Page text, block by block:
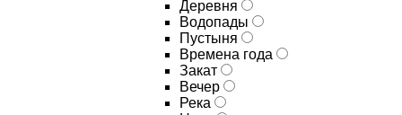
Деревня
Водопады
Пустыня
Времена года
Закат
Вечер
Река